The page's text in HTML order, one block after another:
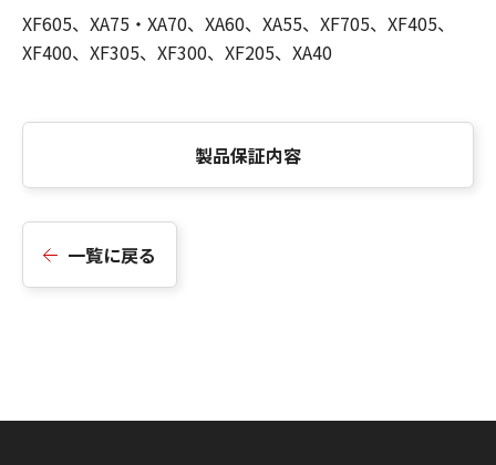
XF605、XA75・XA70、XA60、XA55、XF705、XF405、
XF400、XF305、XF300、XF205、XA40
製品保証内容
一覧に戻る